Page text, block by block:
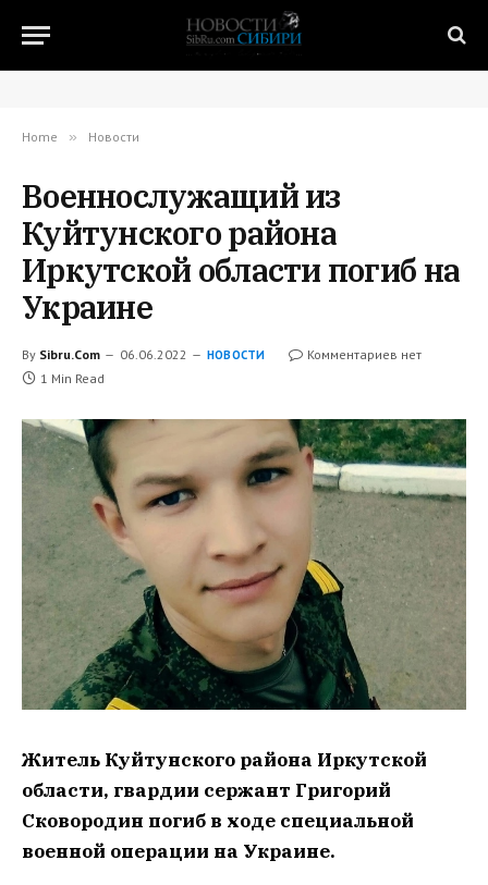
Home » Новости
Военнослужащий из
Куйтунского района
Иркутской области погиб на
Украине
By Sibru.Com 06.06.2022 НОВОСТИ
Комментариев нет
1 Min Read
Житель Куйтунского района Иркутской
области, гвардии сержант Григорий
Сковородин погиб в ходе специальной
военной операции на Украине.